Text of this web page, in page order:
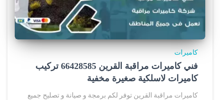
كاميرات
فني كاميرات مراقبة القرين 66428585 تركيب
كاميرات لاسلكية صغيرة مخفية
كاميرات مراقبة القرين توفر لكم برمجة و صيانة و تصليح جميع